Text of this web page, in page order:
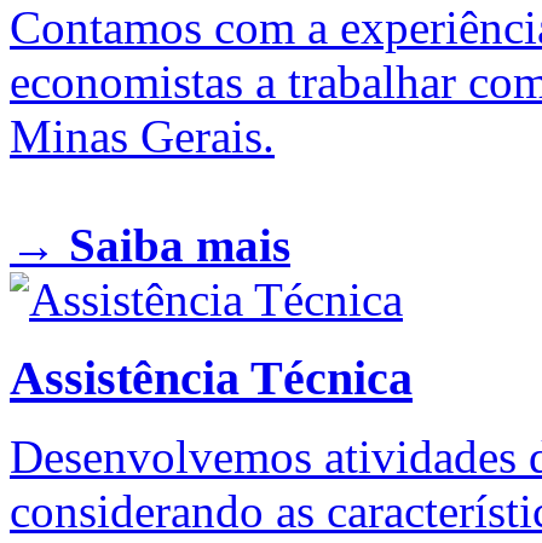
Contamos com a
economistas a trabalhar
Minas Gerais.
→ Saiba mais
Assistência Técnica
Desenvolvemos atividades
considerando as